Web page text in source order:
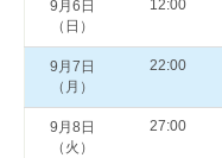
9月6日
（日）
12:00
9月7日
（月）
22:00
9月8日
（火）
27:00